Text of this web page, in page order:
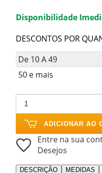
Disponibilidade
DESCONTOS POR
De 10 A 49
50 e mais
ADICIONAR AO
Entre na sua
Desejos
DESCRIÇÃO MEDIDAS